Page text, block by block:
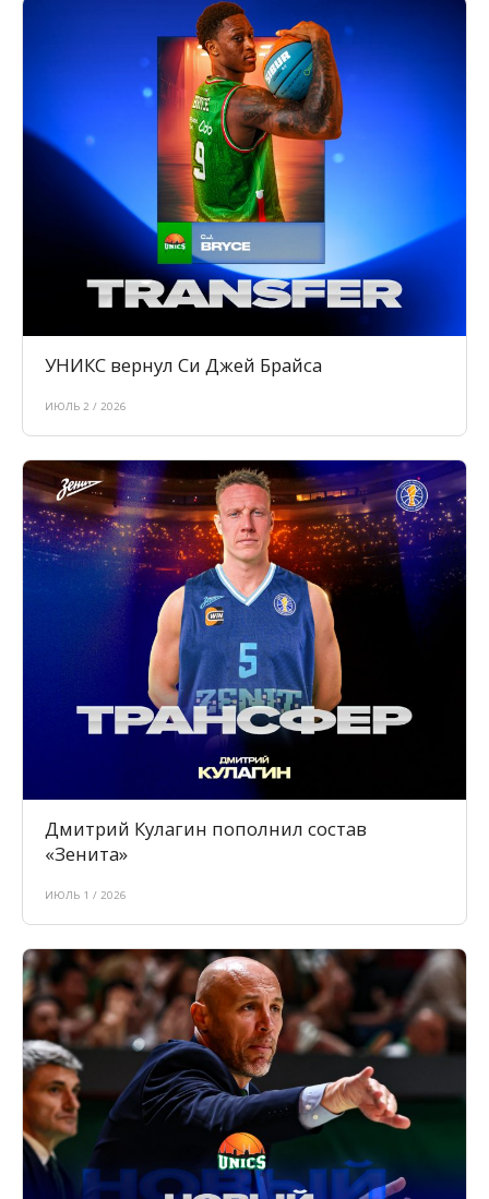
УНИКС вернул Си Джей Брайса
ИЮЛЬ 2 / 2026
Дмитрий Кулагин пополнил состав
«Зенита»
ИЮЛЬ 1 / 2026